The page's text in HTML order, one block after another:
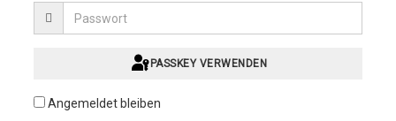
PASSKEY VERWENDEN
Angemeldet bleiben